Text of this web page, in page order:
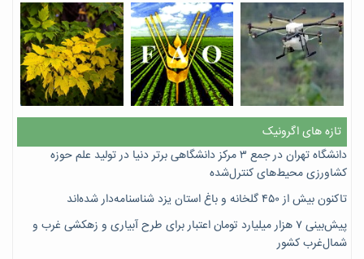
تازه های اگرونیک
دانشگاه تهران در جمع ۳ مرکز دانشگاهی برتر دنیا در تولید علم حوزه
کشاورزی محیط‌های کنترل‌شده
تاکنون بیش از ۴۵۰ گلخانه و باغ استان یزد شناسنامه‌دار شده‌اند
پیش‌بینی ۷‌ هزار میلیارد تومان اعتبار برای طرح آبیاری و زهکشی غرب و
شمال‌غرب کشور